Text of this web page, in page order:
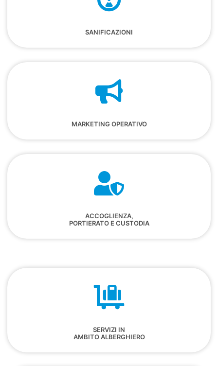
SANIFICAZIONI
MARKETING OPERATIVO
ACCOGLIENZA,
PORTIERATO E CUSTODIA
SERVIZI IN
AMBITO ALBERGHIERO